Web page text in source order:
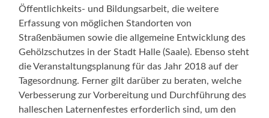
Öffentlichkeits- und Bildungsarbeit, die weitere
Erfassung von möglichen Standorten von
Straßenbäumen sowie die allgemeine Entwicklung des
Gehölzschutzes in der Stadt Halle (Saale). Ebenso steht
die Veranstaltungsplanung für das Jahr 2018 auf der
Tagesordnung. Ferner gilt darüber zu beraten, welche
Verbesserung zur Vorbereitung und Durchführung des
halleschen Laternenfestes erforderlich sind, um den